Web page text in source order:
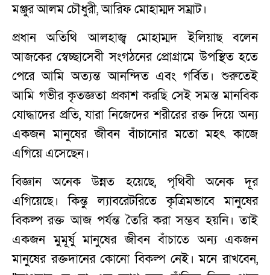
মঞ্জুর আলম চৌধুরী, আরিফ মোহাম্মদ সম্রাট।
প্রধান অতিথি আলহাজ্ব মোহাম্মদ ইলিয়াছ বলেন
আজকের স্বেচ্ছাসেবী সংগঠনের প্রোগ্রামে উপস্থিত হতে
পেরে আমি অত্যন্ত আনন্দিত এবং গর্বিত। শুরুতেই
আমি গভীর কৃতজ্ঞতা প্রকাশ করছি সেই সমস্ত মানবিক
যোদ্ধাদের প্রতি, যারা নিজেদের শরীরের রক্ত দিয়ে অন্য
একজন মানুষের জীবন বাঁচানোর মতো মহৎ কাজে
এগিয়ে এসেছেন।
বিজ্ঞান অনেক উন্নত হয়েছে, পৃথিবী অনেক দূর
এগিয়েছে। কিন্তু ল্যাবরেটরিতে কৃত্রিমভাবে মানুষের
বিকল্প রক্ত আজ পর্যন্ত তৈরি করা সম্ভব হয়নি। তাই
একজন মুমূর্ষু মানুষের জীবন বাঁচাতে অন্য একজন
মানুষের রক্তদানের কোনো বিকল্প নেই। মনে রাখবেন,